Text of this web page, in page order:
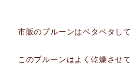
市販のプルーンはベタベタし
このプルーンはよく乾燥させ